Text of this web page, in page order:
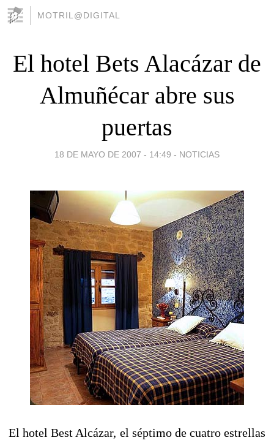
MOTRIL@DIGITAL
El hotel Bets Alacázar de
Almuñécar abre sus
puertas
18 DE MAYO DE 2007 - 14:49 - NOTICIAS
El hotel Best Alcázar, el séptimo de cuatro estrellas